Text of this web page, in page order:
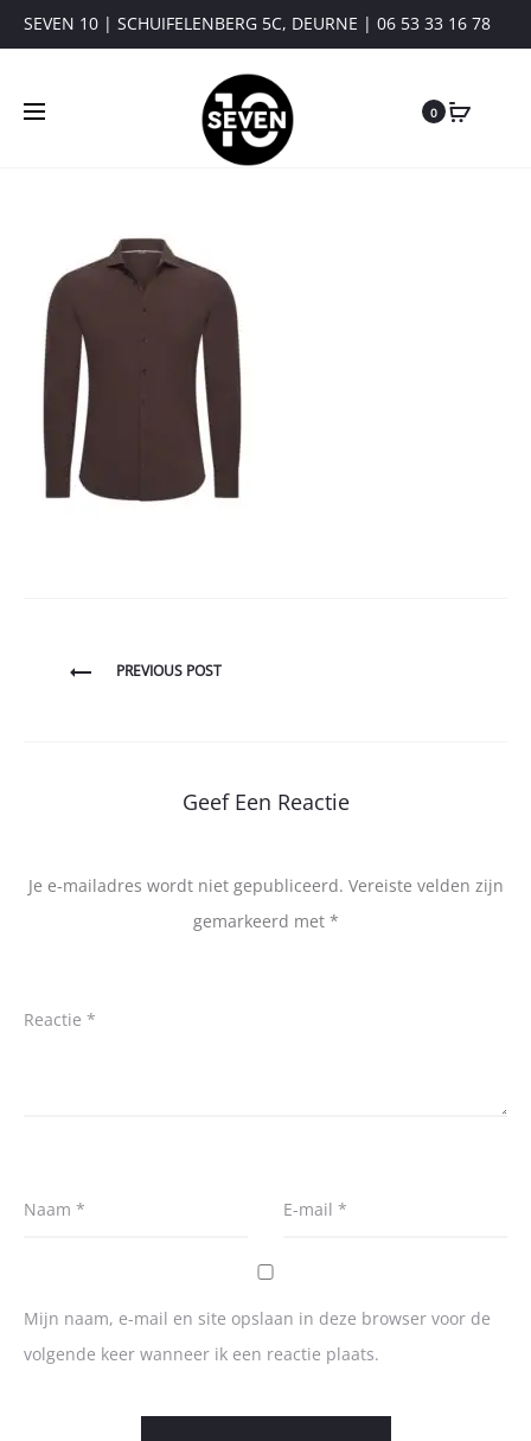
SEVEN 10 | SCHUIFELENBERG 5C, DEURNE | 06 53 33 16 78
0
BerichtPREVIOUS POST
Geef Een Reactie
Je e-mailadres wordt niet gepubliceerd. Vereiste velden zijn
gemarkeerd met *
Reactie *
Naam * E-mail *
Mijn naam, e-mail en site opslaan in deze browser voor de
volgende keer wanneer ik een reactie plaats.